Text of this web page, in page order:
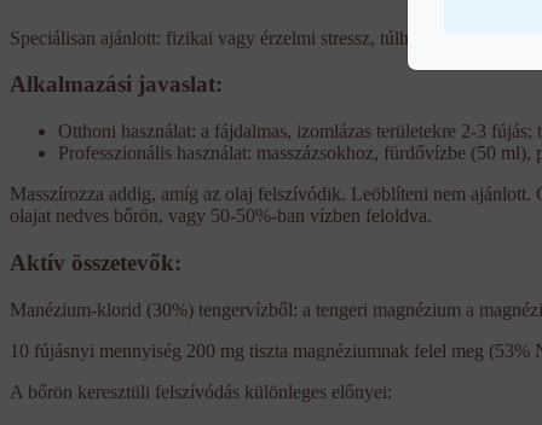
Speciálisan ajánlott: fizikai vagy érzelmi stressz, túlhajszoltság
Alkalmazási javaslat:
Otthoni használat: a fájdalmas, izomlázas területekre 2-3 fújás;
Professzionális használat: masszázsokhoz, fürdővízbe (50
Masszírozza addig, amíg az olaj felszívódik. Leöblíteni nem
olajat nedves bőrön, vagy 50-50%-ban vízben feloldva.
Aktív összetevők:
Manézium-klorid (30%) tengervízből: a tengeri magnézium a
10 fújásnyi mennyiség 200 mg tiszta magnéziumnak felel meg (53%
A bőrön keresztüli felszívódás különleges előnyei: